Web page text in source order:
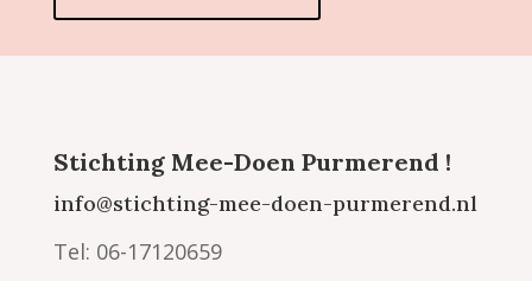
Stichting Mee-Doen Purmerend !
info@stichting-mee-doen-purmerend.nl
Tel: 06-17120659